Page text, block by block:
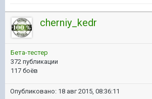
cherniy_kedr
Бета-тестер
372 публикации
117 боёв
Опубликовано: 18 авг 2015, 08:36:11